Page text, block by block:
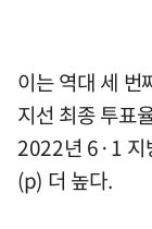
이는 역대 세 번
지선 최종 투표
2022년 6·1 지
(p) 더 높다.